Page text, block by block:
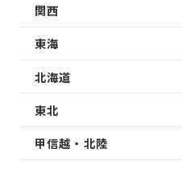
関西
東海
北海道
東北
甲信越・北陸